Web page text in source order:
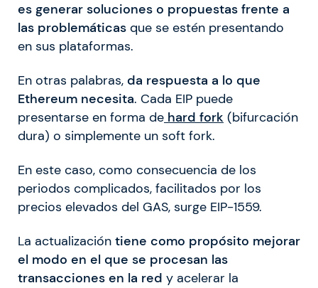
es generar soluciones o propuestas frente a
las problemáticas que se estén presentando
en sus plataformas.
En otras palabras, da respuesta a lo que
Ethereum necesita. Cada EIP puede
presentarse en forma de hard fork (bifurcación
dura) o simplemente un soft fork.
En este caso, como consecuencia de los
periodos complicados, facilitados por los
precios elevados del GAS, surge EIP-1559.
La actualización tiene como propósito mejorar
el modo en el que se procesan las
transacciones en la red y acelerar la